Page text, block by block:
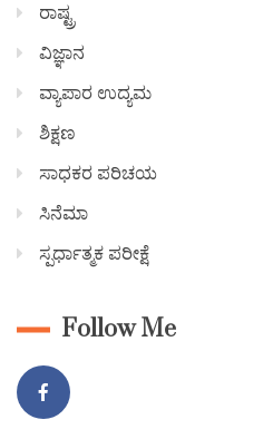
ರಾಷ್ಟ್ರ
ವಿಜ್ಞಾನ
ವ್ಯಾಪಾರ ಉದ್ಯಮ
ಶಿಕ್ಷಣ
ಸಾಧಕರ ಪರಿಚಯ
ಸಿನೆಮಾ
ಸ್ಪರ್ಧಾತ್ಮಕ ಪರೀಕ್ಷೆ
Follow Me